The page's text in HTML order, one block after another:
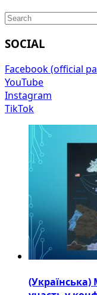
SOCIAL
Facebook (official
YouTube
Instagram
TikTok
(Українська)